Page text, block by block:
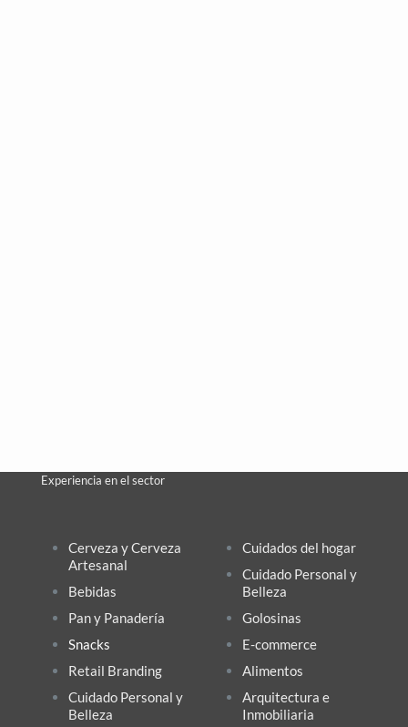
Experiencia en el sector
Cerveza y Cerveza
Artesanal
Bebidas
Pan y Panadería
Snacks
Retail Branding
Cuidado Personal y
Belleza
Cuidados del hogar
Cuidado Personal y
Belleza
Golosinas
E-commerce
Alimentos
Arquitectura e
Inmobiliaria